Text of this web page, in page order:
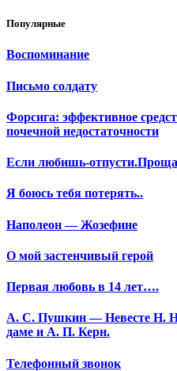
Популярные
Воспоминание
Письмо солдату
Форсига: эффективное
почечной недостаточности
Если любишь-
Я боюсь тебя потерять..
Наполеон — Жозефине
О мой застенчивый герой
Первая любовь в 14 лет….
А. С. Пушкин — Невесте Н.
даме и А. П. Керн.
Телефонный звонок